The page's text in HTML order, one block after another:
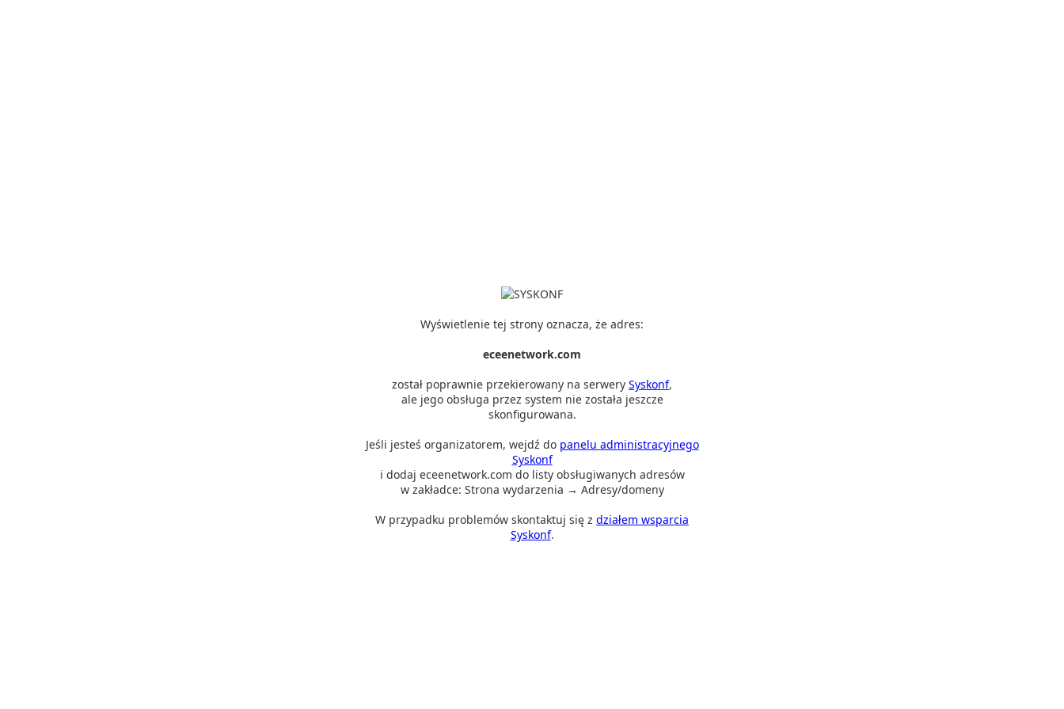
Wyświetlenie tej strony oznacza, że adres:
eceenetwork.com
został poprawnie przekierowany na serwery Syskonf,
ale jego obsługa przez system nie została jeszcze
skonfigurowana.
Jeśli jesteś organizatorem, wejdź do panelu administracyjnego
Syskonf
i dodaj eceenetwork.com do listy obsługiwanych adresów
w zakładce: Strona wydarzenia → Adresy/domeny
W przypadku problemów skontaktuj się z działem wsparcia
Syskonf.